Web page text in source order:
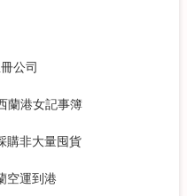
公司
蘭港女記事簿
購非大量囤貨
空運到港